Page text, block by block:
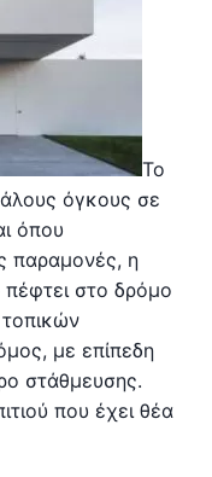
Το
όγκους σε
όπου
παραμονές, η
πέφτει στο δρόμο
τοπικών
με επίπεδη
στάθμευσης.
που έχει θέα